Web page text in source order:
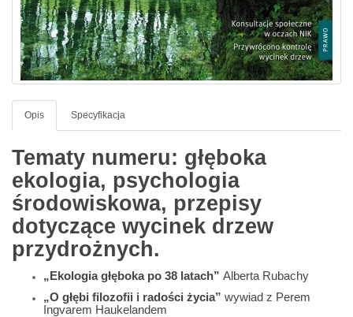
Opis Specyfikacja
Tematy numeru: głęboka
ekologia, psychologia
środowiskowa, przepisy
dotyczące wycinek drzew
przydrożnych.
„Ekologia głęboka po 38 latach” Alberta Rubachy
„O głębi filozofii i radości życia” wywiad z Perem
Ingvarem Haukelandem